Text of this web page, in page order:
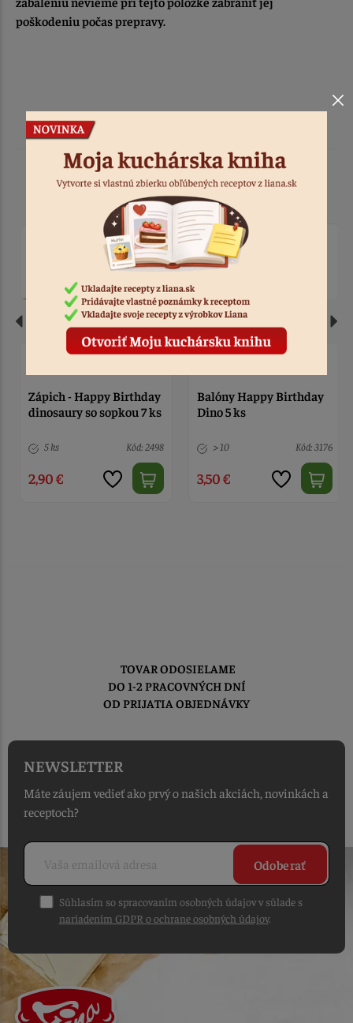
poškodeniu počas prepravy.
Podobné produkty
Zápich - Happy Birthday
dinosaury so sopkou 7 ks
5 ks Kód: 2498
2,90 €
Balóny Happy Birthday
Dino 5 ks
> 10 Kód: 3176
3,50 €
TOVAR ODOSIELAME
DO 1-2 PRACOVNÝCH DNÍ
OD PRIJATIA OBJEDNÁVKY
NEWSLETTER
Máte záujem vedieť ako prvý o našich akciách, novinkách a
receptoch?
Odoberať
Súhlasím so spracovaním osobných údajov v súlade s
nariadením GDPR o ochrane osobných údajov.